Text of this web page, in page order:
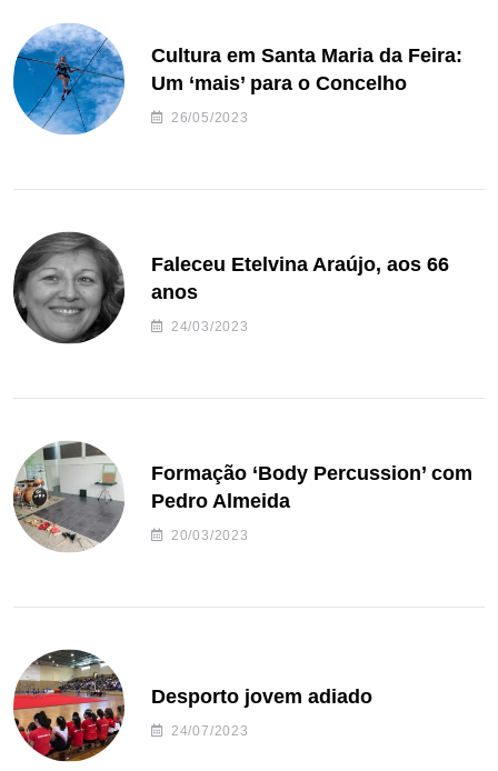
Cultura em Santa Maria da Feira:
Um ‘mais’ para o Concelho
26/05/2023
Faleceu Etelvina Araújo, aos 66
anos
24/03/2023
Formação ‘Body Percussion’ com
Pedro Almeida
20/03/2023
Desporto jovem adiado
24/07/2023